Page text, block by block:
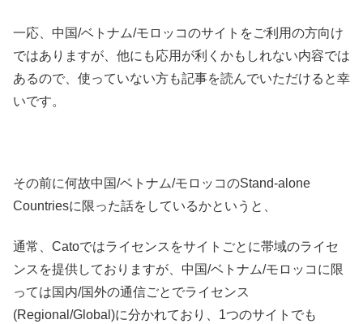
一応、中国/ベトナム/モロッコのサイトをご利用の方向け
ではありますが、他にも応用が利くかもしれない内容では
あるので、使っていない方も記事を読んでいただけると幸
いです。
その前に何故中国/ベトナム/モロッコのStand-alone
Countriesに限った話をしているかというと、
通常、Catoではライセンスをサイトごとに帯域のライセ
ンスを提供しておりますが、中国/ベトナム/モロッコに限
っては国内/国外の通信ごとでライセンス
(Regional/Global)に分かれており、1つのサイトでも